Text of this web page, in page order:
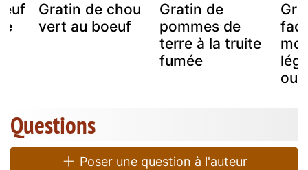
Gratin de chou
vert au boeuf
Gratin de
pommes de
terre à la truite
fumée
Questions
Poser une question à l'auteur